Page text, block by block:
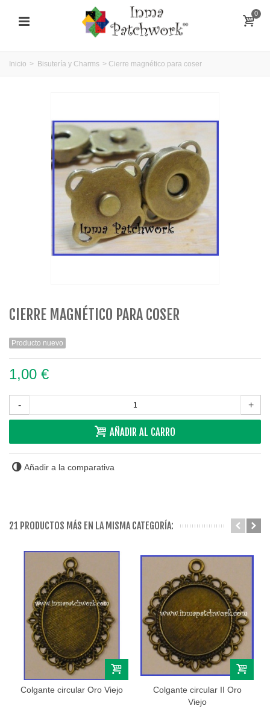
0
Inicio > Bisutería y Charms > Cierre magnético para coser
CIERRE MAGNÉTICO PARA COSER
Producto nuevo
1,00 €
- +
AÑADIR AL CARRO
Añadir a la comparativa
21 PRODUCTOS MÁS EN LA MISMA CATEGORÍA:
Colgante circular Oro Viejo
Colgante circular II Oro
Viejo